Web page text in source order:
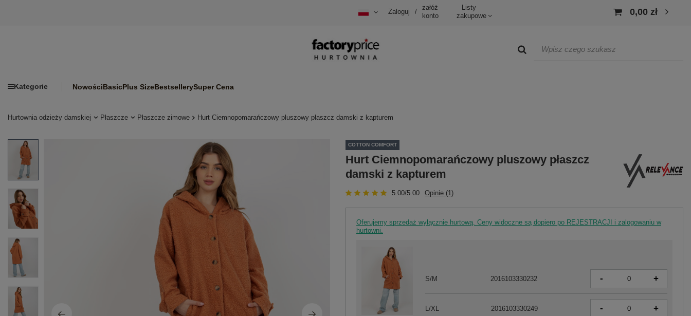
Zaloguj /
załóż
konto
Listy
zakupowe
0,00 zł
Kategorie NowościBasicPlus SizeBestsellerySuper Cena
Hurtownia odzieży damskiej Płaszcze Płaszcze zimowe Hurt Ciemnopomarańczowy pluszowy płaszcz damski z kapturem
COTTON COMFORT
Hurt Ciemnopomarańczowy pluszowy płaszcz
damski z kapturem
5.00/5.00 Opinie (1)
Oferujemy sprzedaż wyłącznie hurtową. Ceny widoczne są dopiero po REJESTRACJI i zalogowaniu w
hurtowni.
S/M 2016103330232 - +
L/XL 2016103330249 - +